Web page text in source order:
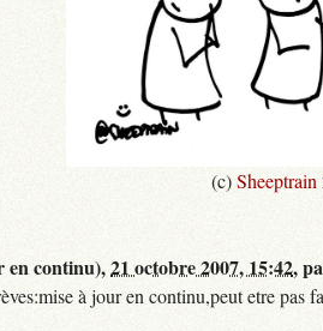
(c)Sheeptrain
en continu),21 octobre 2007, 15:42,
à jour en continu,peut etre pas